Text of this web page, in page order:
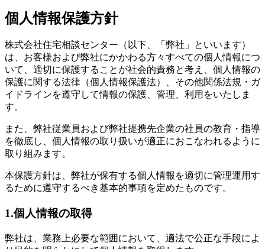
個人情報保護方針
株式会社住宅相談センター（以下、「弊社」といいます）
は、お客様および弊社にかかわる方々すべての個人情報につ
いて、適切に保護することが社会的責務と考え、個人情報の
保護に関する法律（個人情報保護法）、その他関係法規・ガ
イドラインを遵守して情報の保護、管理、利用をいたしま
す。
また、弊社従業員および弊社提携先企業の社員の教育・指導
を徹底し、個人情報の取り扱いが適正におこなわれるように
取り組みます。
本保護方針は、弊社が保有する個人情報を適切に管理運用す
るために遵守するべき基本的事項を定めたものです。
1.個人情報の取得
弊社は、業務上必要な範囲において、適法で公正な手段によ